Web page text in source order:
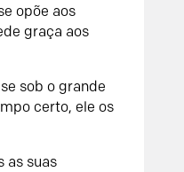
opõe aos
graça aos
sob o grande
certo, ele os
as suas